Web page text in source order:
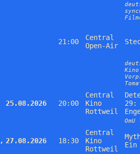
21:00
Central
Open-Air
Kino
25.08.2026 20:00
Central
Kino
Rottweil
29:
27.08.2026 18:30
Central
Kino
Rottweil
Ein